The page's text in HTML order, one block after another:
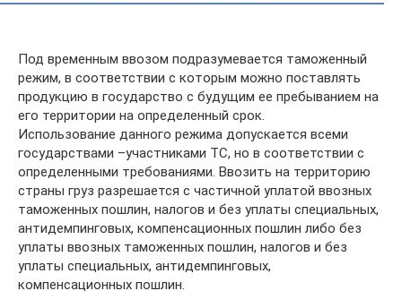
Под временным ввозом подразумевается таможенный
режим, в соответствии с которым можно поставлять
продукцию в государство с будущим ее пребыванием на
его территории на определенный срок.
Использование данного режима допускается всеми
государствами –участниками ТС, но в соответствии с
определенными требованиями. Ввозить на территорию
страны груз разрешается с частичной уплатой ввозных
таможенных пошлин, налогов и без уплаты специальных,
антидемпинговых, компенсационных пошлин либо без
уплаты ввозных таможенных пошлин, налогов и без
уплаты специальных, антидемпинговых,
компенсационных пошлин.